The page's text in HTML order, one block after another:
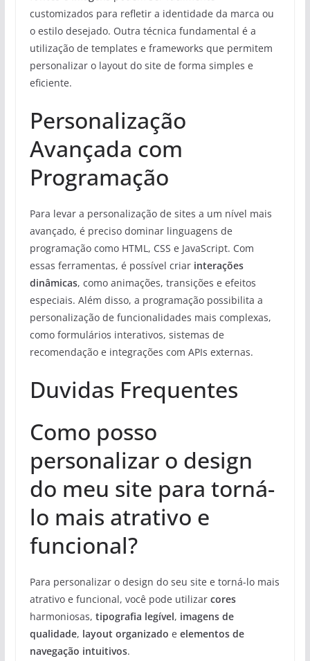
customizados para refletir a identidade da marca ou
o estilo desejado. Outra técnica fundamental é a
utilização de templates e frameworks que permitem
personalizar o layout do site de forma simples e
eficiente.
Personalização
Avançada com
Programação
Para levar a personalização de sites a um nível mais
avançado, é preciso dominar linguagens de
programação como HTML, CSS e JavaScript. Com
essas ferramentas, é possível criar interações
dinâmicas, como animações, transições e efeitos
especiais. Além disso, a programação possibilita a
personalização de funcionalidades mais complexas,
como formulários interativos, sistemas de
recomendação e integrações com APIs externas.
Duvidas Frequentes
Como posso
personalizar o design
do meu site para torná-
lo mais atrativo e
funcional?
Para personalizar o design do seu site e torná-lo mais
atrativo e funcional, você pode utilizar cores
harmoniosas, tipografia legível, imagens de
qualidade, layout organizado e elementos de
navegação intuitivos.